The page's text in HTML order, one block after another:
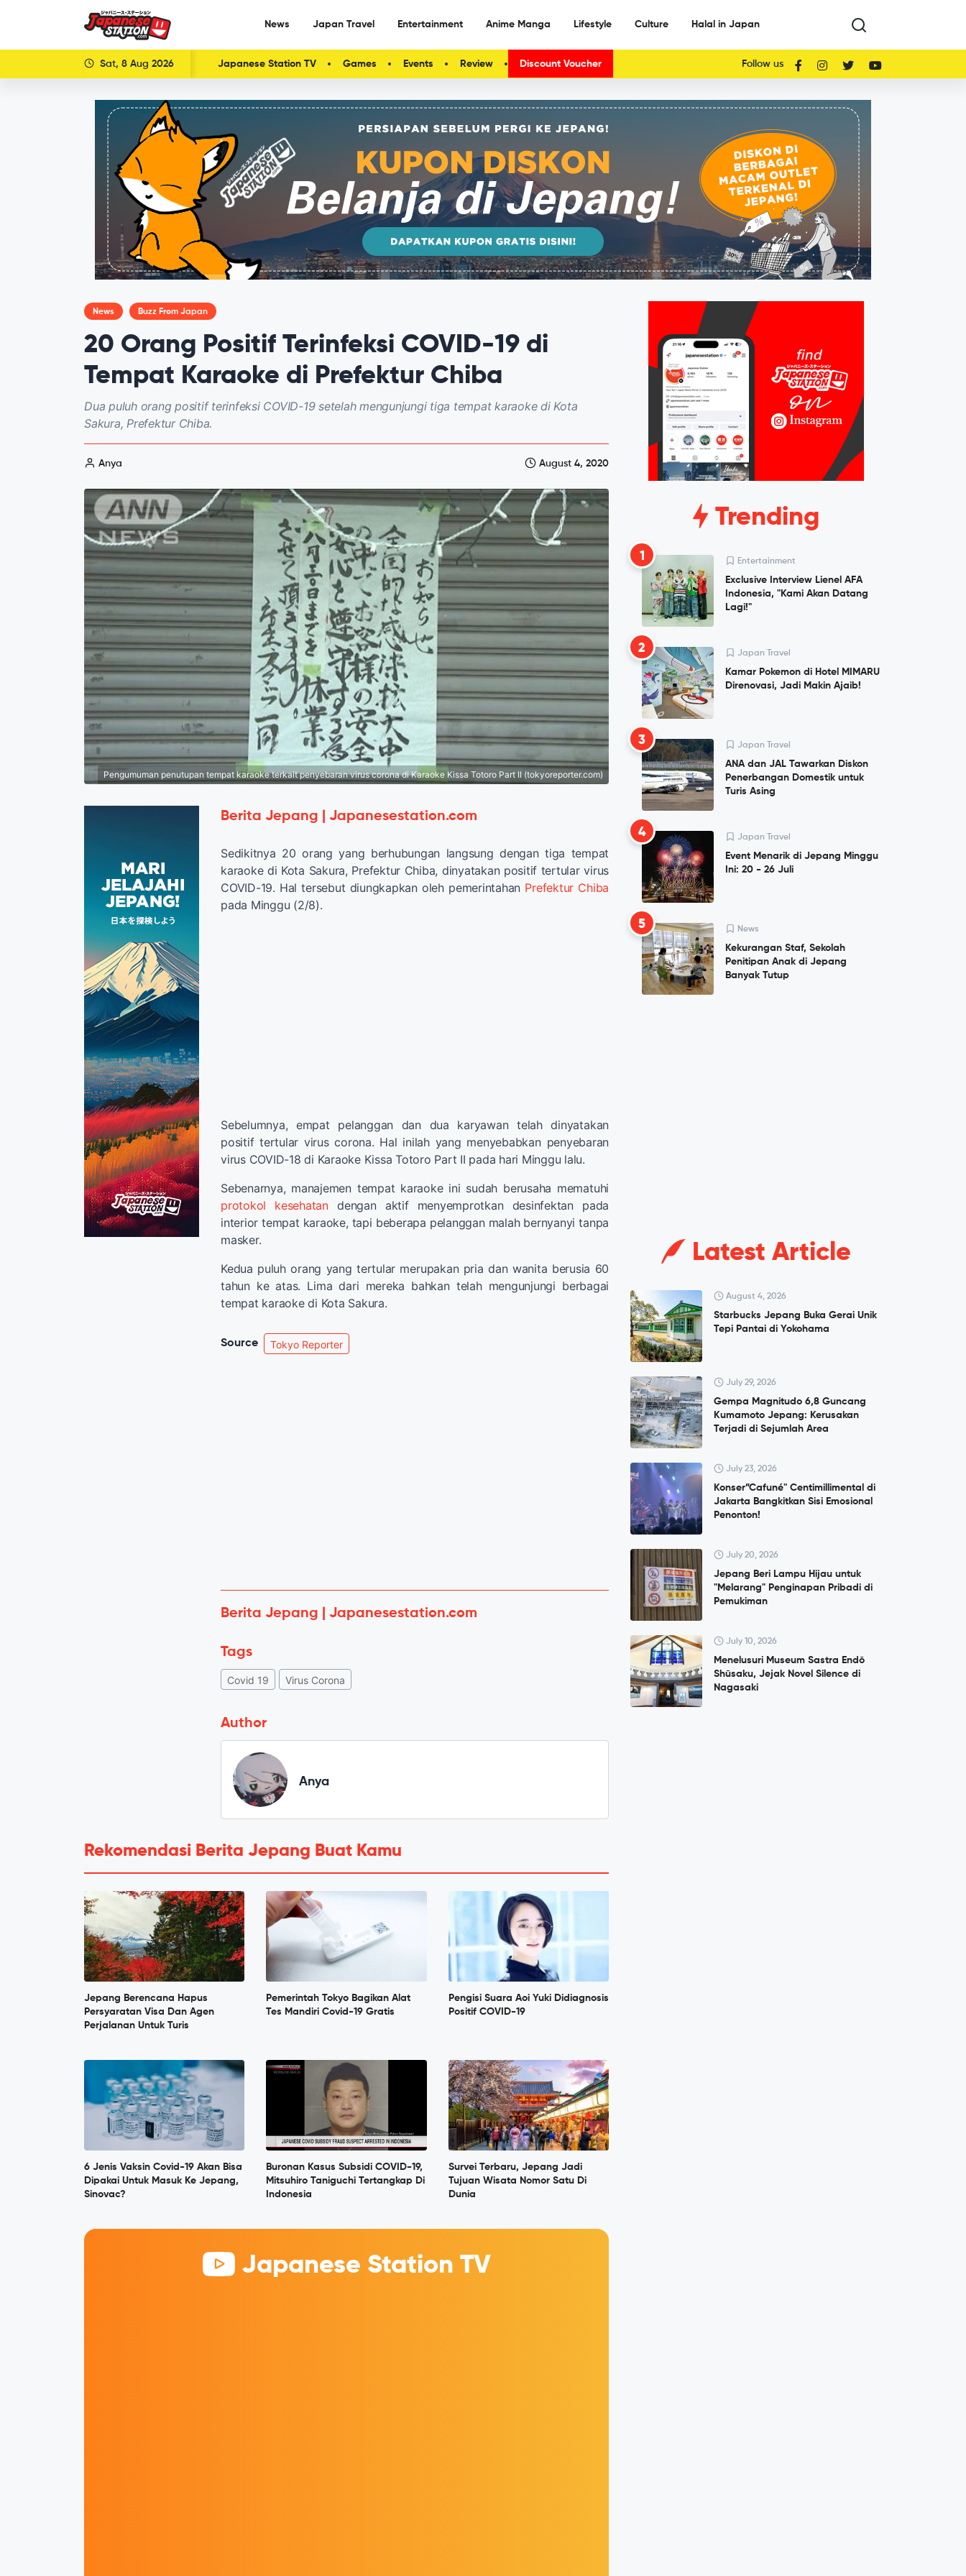
News Japan Travel Entertainment Anime Manga Lifestyle Culture Halal in Japan
Sat, 8 Aug 2026 Japanese Station TV Games Events Review Discount Voucher Follow us
News Buzz From Japan
20 Orang Positif Terinfeksi COVID-19 di
Tempat Karaoke di Prefektur Chiba
Dua puluh orang positif terinfeksi COVID-19 setelah mengunjungi tiga tempat karaoke di Kota
Sakura, Prefektur Chiba.
Anya August 4, 2020
Pengumuman penutupan tempat karaoke terkait penyebaran virus corona di Karaoke Kissa Totoro Part II (tokyoreporter.com)
Berita Jepang | Japanesestation.com
Sedikitnya 20 orang yang berhubungan langsung dengan tiga tempat
karaoke di Kota Sakura, Prefektur Chiba, dinyatakan positif tertular virus
COVID-19. Hal tersebut diungkapkan oleh pemerintahan Prefektur Chiba
pada Minggu (2/8).
Sebelumnya, empat pelanggan dan dua karyawan telah dinyatakan
positif tertular virus corona. Hal inilah yang menyebabkan penyebaran
virus COVID-18 di Karaoke Kissa Totoro Part II pada hari Minggu lalu.
Sebenarnya, manajemen tempat karaoke ini sudah berusaha mematuhi
protokol kesehatandengan aktif menyemprotkan desinfektan pada
interior tempat karaoke, tapi beberapa pelanggan malah bernyanyi tanpa
masker.
Kedua puluh orang yang tertular merupakan pria dan wanita berusia 60
tahun ke atas. Lima dari mereka bahkan telah mengunjungi berbagai
tempat karaoke di Kota Sakura.
Source Tokyo Reporter
Berita Jepang | Japanesestation.com
Tags
Covid 19 Virus Corona
Author
Anya
Rekomendasi Berita Jepang Buat Kamu
Jepang Berencana Hapus
Persyaratan Visa Dan Agen
Perjalanan Untuk Turis
Pemerintah Tokyo Bagikan Alat
Tes Mandiri Covid-19 Gratis
Pengisi Suara Aoi Yuki Didiagnosis
Positif COVID-19
6 Jenis Vaksin Covid-19 Akan Bisa
Dipakai Untuk Masuk Ke Jepang,
Sinovac?
Buronan Kasus Subsidi COVID-19,
Mitsuhiro Taniguchi Tertangkap Di
Indonesia
Survei Terbaru, Jepang Jadi
Tujuan Wisata Nomor Satu Di
Dunia
Japanese Station TV
Trending
1 Entertainment
Exclusive Interview Lienel AFA
Indonesia, "Kami Akan Datang
Lagi!"
2 Japan Travel
Kamar Pokemon di Hotel MIMARU
Direnovasi, Jadi Makin Ajaib!
3 Japan Travel
ANA dan JAL Tawarkan Diskon
Penerbangan Domestik untuk
Turis Asing
4 Japan Travel
Event Menarik di Jepang Minggu
Ini: 20 - 26 Juli
5 News
Kekurangan Staf, Sekolah
Penitipan Anak di Jepang
Banyak Tutup
Latest Article
August 4, 2026
Starbucks Jepang Buka Gerai Unik
Tepi Pantai di Yokohama
July 29, 2026
Gempa Magnitudo 6,8 Guncang
Kumamoto Jepang: Kerusakan
Terjadi di Sejumlah Area
July 23, 2026
Konser”Cafuné" Centimillimental di
Jakarta Bangkitkan Sisi Emosional
Penonton!
July 20, 2026
Jepang Beri Lampu Hijau untuk
"Melarang" Penginapan Pribadi di
Pemukiman
July 10, 2026
Menelusuri Museum Sastra Endō
Shūsaku, Jejak Novel Silence di
Nagasaki